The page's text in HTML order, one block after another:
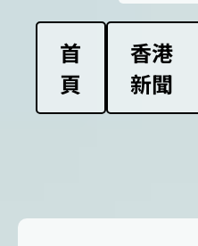
首
頁
香港
新聞